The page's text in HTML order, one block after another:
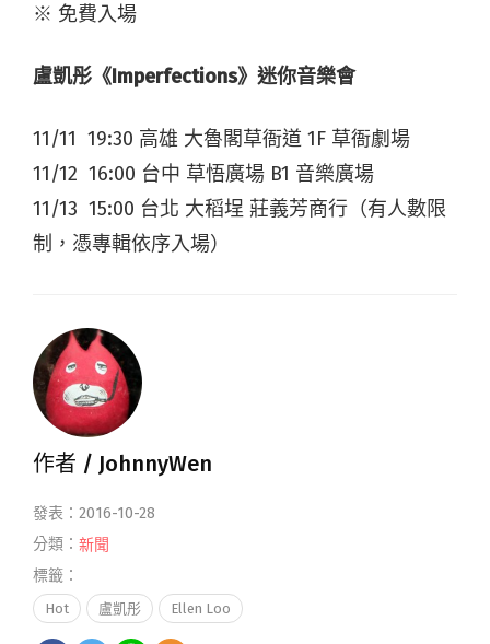
※ 免費入場
盧凱彤《Imperfections》迷你音樂會
11/11 19:30 高雄 大魯閣草衙道 1F 草衙劇場
11/12 16:00 台中 草悟廣場 B1 音樂廣場
11/13 15:00 台北 大稻埕 莊義芳商行（有人數限
制，憑專輯依序入場）
作者 / JohnnyWen
發表：2016-10-28
分類： 新聞
標籤：
Hot 盧凱彤 Ellen Loo